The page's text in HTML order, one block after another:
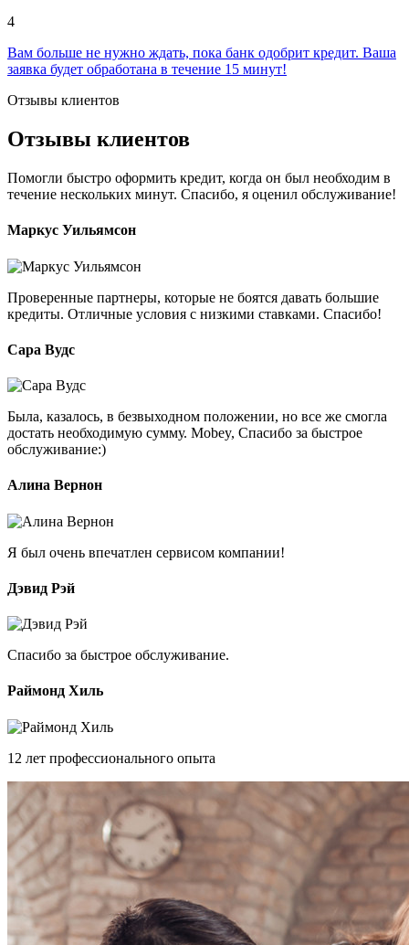
4
Вам больше не нужно ждать, пока банк одобрит кредит. Ваша
заявка будет обработана в течение 15 минут!
Отзывы клиентов
Отзывы клиентов
Помогли быстро оформить кредит, когда он был необходим в
течение нескольких минут. Спасибо, я оценил обслуживание!
Маркус Уильямсон
Проверенные партнеры, которые не боятся давать большие
кредиты. Отличные условия с низкими ставками. Спасибо!
Сара Вудс
Была, казалось, в безвыходном положении, но все же смогла
достать необходимую сумму. Mobey, Спасибо за быстрое
обслуживание:)
Алина Вернон
Я был очень впечатлен сервисом компании!
Дэвид Рэй
Спасибо за быстрое обслуживание.
Раймонд Хиль
12 лет профессионального опыта